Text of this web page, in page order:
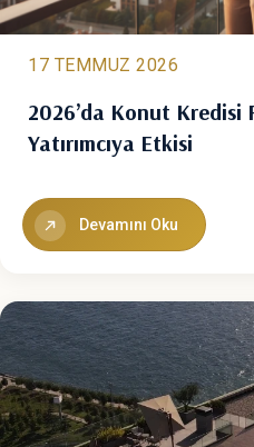
17 TEMMUZ 2026
2026’da Konut Kredisi
Yatırımcıya Etkisi
Devamını Oku